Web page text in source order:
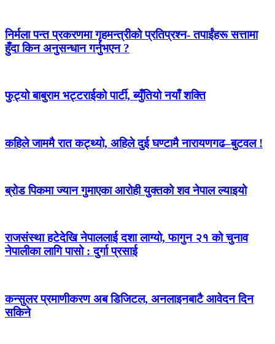
निर्मला पन्त प्रकरणमा गृहमन्त्रीको प्रतिप्रश्न- तपाईंहरू सत्तामा
हुँदा किन अनुसन्धान गर्नुभएन ?
फुट्यो बाबुराम भट्टराईको पार्टी, ब्युँतियो नयाँ शक्ति
कहिले जाममै रात कट्थ्यो, अहिले दुई घण्टामै नारायणगढ–बुटवल !
ब्रोड पिकमा ज्यान गुमाएका आरोही युक्तको शव नेपाल ल्याइयो
राजसंस्था हटेदेखि नेपाललाई दशा लाग्यो, फागुन २१ को चुनाव
नेपालीका लागि पासो : दुर्गा प्रसाई
कन्सुलर प्रमाणीकरण अब डिजिटल, अनलाइनबाटै आवेदन दिन
सकिने